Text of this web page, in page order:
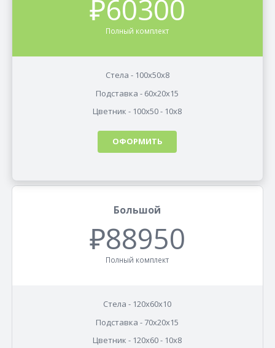
₽60300
Полный комплект
Стела - 100х50х8
Подставка - 60х20х15
Цветник - 100х50 - 10x8
ОФОРМИТЬ
Большой
₽88950
Полный комплект
Стела - 120х60х10
Подставка - 70х20х15
Цветник - 120х60 - 10x8